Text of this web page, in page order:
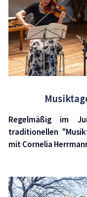
Regelmäßig im
traditionellen
mit Cornelia